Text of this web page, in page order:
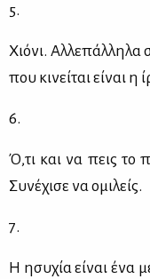
5.
Χιό­νι.
που κι­νεί­ται εί­ναι η
6.
Ό,τι και να πεις το
Συ­νέ­χι­σε να ομι­λείς.
7.
Η ησυ­χία εί­ναι ένα